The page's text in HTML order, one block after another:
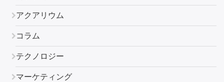
アクアリウム
コラム
テクノロジー
マーケティング